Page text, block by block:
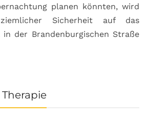
planen könnten, wird
Sicherheit auf das
der Brandenburgischen Straße